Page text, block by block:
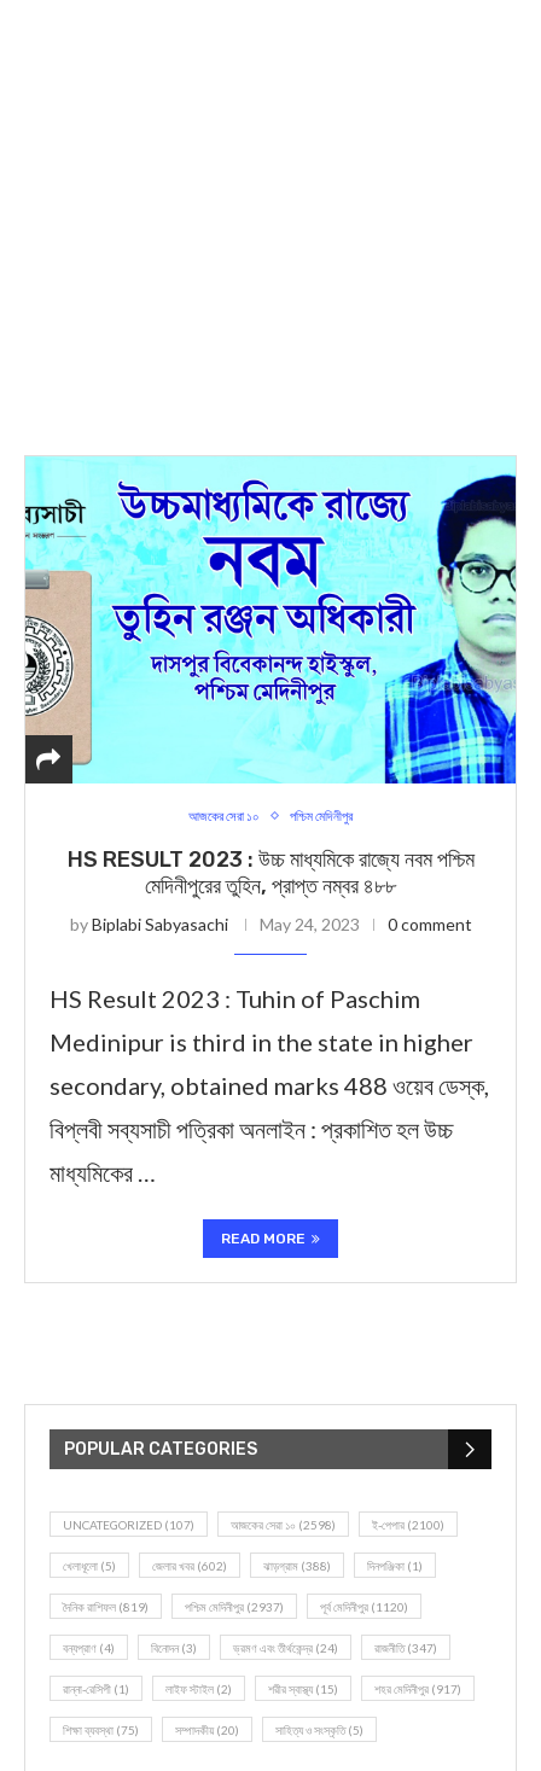
আজকের সেরা ১০ পশ্চিম মেদিনীপুর
HS RESULT 2023 : উচ্চ মাধ্যমিকে র‍াজ্যে নবম পশ্চিম
মেদিনীপুরের তুহিন, প্রাপ্ত নম্বর ৪৮৮
byBiplabi Sabyasachi May 24, 2023 0 comment
HS Result 2023 : Tuhin of Paschim
Medinipur is third in the state in higher
secondary, obtained marks 488 ওয়েব ডেস্ক,
বিপ্লবী সব্যসাচী পত্রিকা অনলাইন : প্রকাশিত হল উচ্চ
মাধ্যমিকের …
READ MORE
POPULAR CATEGORIES
UNCATEGORIZED (107) আজকের সেরা ১০ (2598) ই-পেপার (2100)
খেলাধূলো (5) জেলার খবর (602) ঝাড়গ্রাম (388) দিনপঞ্জিকা (1)
দৈনিক রাশিফল (819) পশ্চিম মেদিনীপুর (2937) পূর্ব মেদিনীপুর (1120)
বন্যপ্রাণ (4) বিনোদন(3) ভ্রমণ এবং তীর্থকেন্দ্র (24) রাজনীতি(347)
রান্না-রেসিপী (1) লাইফ স্টাইল (2) শরীর স্বাস্থ্য (15) শহর মেদিনীপুর (917)
শিক্ষা ব্যবস্থা (75) সম্পাদকীয় (20) সাহিত্য ও সংস্কৃতি(5)